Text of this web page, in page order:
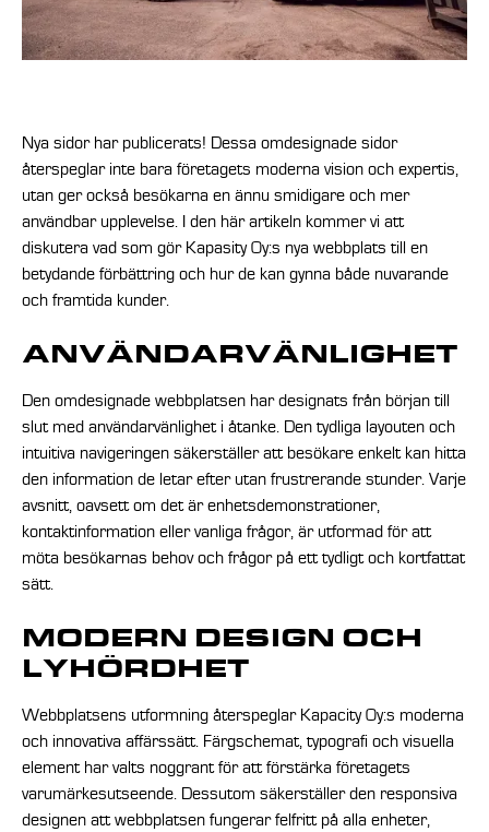
Nya sidor har publicerats! Dessa omdesignade sidor
återspeglar inte bara företagets moderna vision och expertis,
utan ger också besökarna en ännu smidigare och mer
användbar upplevelse. I den här artikeln kommer vi att
diskutera vad som gör Kapasity Oy:s nya webbplats till en
betydande förbättring och hur de kan gynna både nuvarande
och framtida kunder.
ANVÄNDARVÄNLIGHET
Den omdesignade webbplatsen har designats från början till
slut med användarvänlighet i åtanke. Den tydliga layouten och
intuitiva navigeringen säkerställer att besökare enkelt kan hitta
den information de letar efter utan frustrerande stunder. Varje
avsnitt, oavsett om det är enhetsdemonstrationer,
kontaktinformation eller vanliga frågor, är utformad för att
möta besökarnas behov och frågor på ett tydligt och kortfattat
sätt.
MODERN DESIGN OCH
LYHÖRDHET
Webbplatsens utformning återspeglar Kapacity Oy:s moderna
och innovativa affärssätt. Färgschemat, typografi och visuella
element har valts noggrant för att förstärka företagets
varumärkesutseende. Dessutom säkerställer den responsiva
designen att webbplatsen fungerar felfritt på alla enheter,